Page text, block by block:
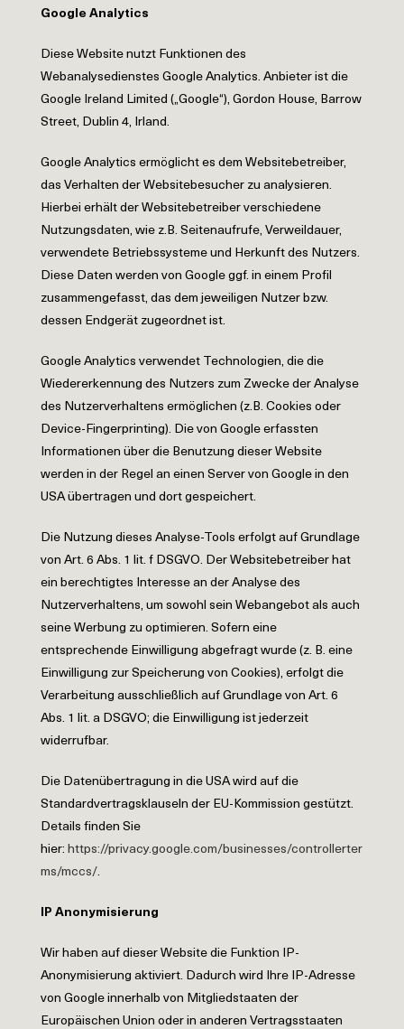
Google Analytics
Diese Website nutzt Funktionen des
Webanalysedienstes Google Analytics. Anbieter ist die
Google Ireland Limited („Google“), Gordon House, Barrow
Street, Dublin 4, Irland.
Google Analytics ermöglicht es dem Websitebetreiber,
das Verhalten der Websitebesucher zu analysieren.
Hierbei erhält der Websitebetreiber verschiedene
Nutzungsdaten, wie z.B. Seitenaufrufe, Verweildauer,
verwendete Betriebssysteme und Herkunft des Nutzers.
Diese Daten werden von Google ggf. in einem Profil
zusammengefasst, das dem jeweiligen Nutzer bzw.
dessen Endgerät zugeordnet ist.
Google Analytics verwendet Technologien, die die
Wiedererkennung des Nutzers zum Zwecke der Analyse
des Nutzerverhaltens ermöglichen (z.B. Cookies oder
Device-Fingerprinting). Die von Google erfassten
Informationen über die Benutzung dieser Website
werden in der Regel an einen Server von Google in den
USA übertragen und dort gespeichert.
Die Nutzung dieses Analyse-Tools erfolgt auf Grundlage
von Art. 6 Abs. 1 lit. f DSGVO. Der Websitebetreiber hat
ein berechtigtes Interesse an der Analyse des
Nutzerverhaltens, um sowohl sein Webangebot als auch
seine Werbung zu optimieren. Sofern eine
entsprechende Einwilligung abgefragt wurde (z. B. eine
Einwilligung zur Speicherung von Cookies), erfolgt die
Verarbeitung ausschließlich auf Grundlage von Art. 6
Abs. 1 lit. a DSGVO; die Einwilligung ist jederzeit
widerrufbar.
Die Datenübertragung in die USA wird auf die
Standardvertragsklauseln der EU-Kommission gestützt.
Details finden Sie
hier: https://privacy.google.com/businesses/controllerter
ms/mccs/.
IP Anonymisierung
Wir haben auf dieser Website die Funktion IP-
Anonymisierung aktiviert. Dadurch wird Ihre IP-Adresse
von Google innerhalb von Mitgliedstaaten der
Europäischen Union oder in anderen Vertragsstaaten